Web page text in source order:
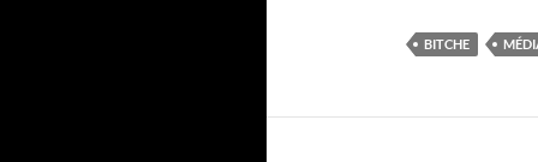
e
b
o
itt
er
BITCHE